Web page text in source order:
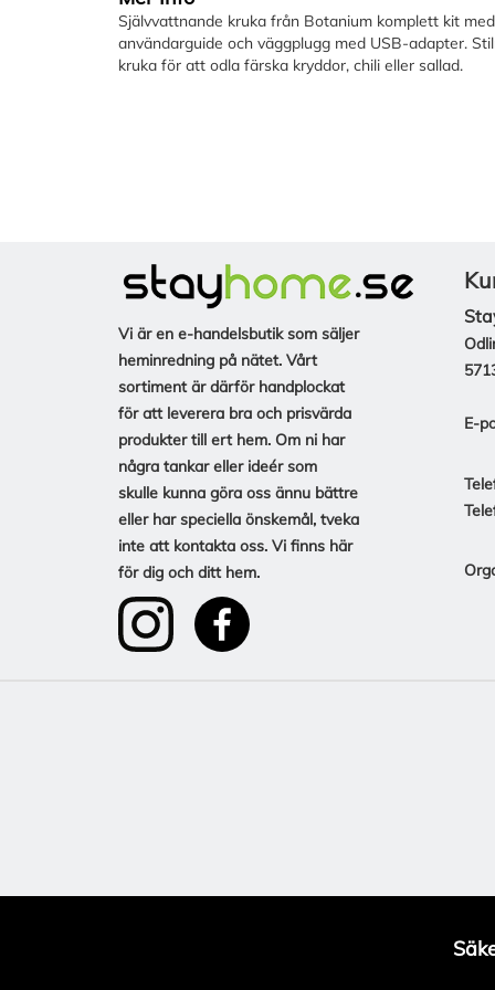
Självvattnande kruka från Botanium komplett kit
användarguide och väggplugg med USB-adapter.
kruka för att odla färska kryddor, chili eller sallad.
Vi är en e-handelsbutik som säljer
heminredning på nätet. Vårt
sortiment är därför handplockat
för att leverera bra och prisvärda
produkter till ert hem. Om ni har
några tankar eller ideér som
skulle kunna göra oss ännu bättre
eller har speciella önskemål, tveka
inte att kontakta oss. Vi finns här
för dig och ditt hem.
E-